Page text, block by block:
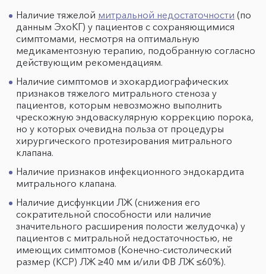
Наличие тяжелой митральной недостаточности (по
данным ЭхоКГ) у пациентов с сохраняющимися
симптомами, несмотря на оптимальную
медикаментозную терапию, подобранную согласно
действующим рекомендациям.
Наличие симптомов и эхокардиографических
признаков тяжелого митрального стеноза у
пациентов, которым невозможно выполнить
чрескожную эндоваскулярную коррекцию порока,
но у которых очевидна польза от процедуры
хирургического протезирования митрального
клапана.
Наличие признаков инфекционного эндокардита
митрального клапана.
Наличие дисфункции ЛЖ (снижения его
сократительной способности или наличие
значительного расширения полости желудочка) у
пациентов с митральной недостаточностью, не
имеющих симптомов (Конечно-систолический
размер (КСР) ЛЖ ≥40 мм и/или ФВ ЛЖ ≤60%).